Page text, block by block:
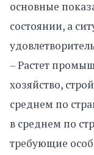
основные
состоянии, а
– Растет
хозяйство,
среднем по
в среднем по
требующие